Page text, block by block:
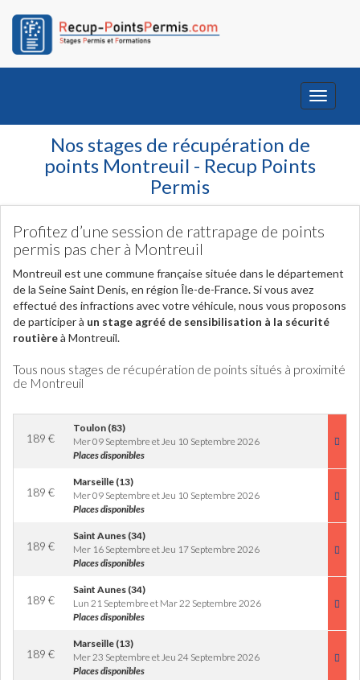
Toggle
Nos stages de récupération de
points Montreuil - Recup Points
Permis
Profitez d’une session de rattrapage de points
permis pas cher à Montreuil
Montreuil est une commune française située dans le département
de la Seine Saint Denis, en région Île-de-France. Si vous avez
effectué des infractions avec votre véhicule, nous vous proposons
de participer à un stage agréé de sensibilisation à la sécurité
routièreà Montreuil.
Tous nous stages de récupération de points situés à proximité
de Montreuil
189 €
Toulon (83)
Mer 09 Septembre et Jeu 10 Septembre 2026
Places disponibles
189 €
Marseille (13)
Mer 09 Septembre et Jeu 10 Septembre 2026
Places disponibles
189 €
Saint Aunes (34)
Mer 16 Septembre et Jeu 17 Septembre 2026
Places disponibles
189 €
Saint Aunes (34)
Lun 21 Septembre et Mar 22 Septembre 2026
Places disponibles
189 €
Marseille (13)
Mer 23 Septembre et Jeu 24 Septembre 2026
Places disponibles